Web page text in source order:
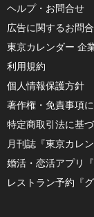
ヘルプ・お問合せ
広告に関するお問
東京カレンダー 企
利用規約
個人情報保護方針
著作権・免責事項
特定商取引法に基
月刊誌『東京カレン
婚活・恋活アプリ
レストラン予約『